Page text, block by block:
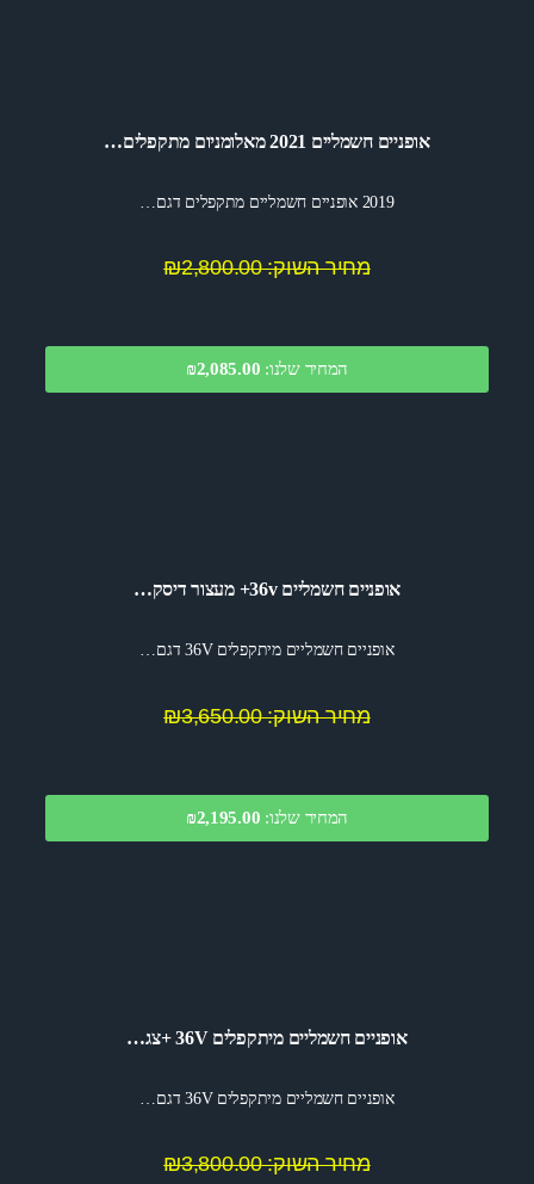
אופניים חשמליים 2021 מאלומניום מתקפלים…
2019 אופניים חשמליים מתקפלים דגם…
מחיר השוק: ₪2,800.00
המחיר שלנו: ₪2,085.00
אופניים חשמליים 36v+ מעצור דיסק…
אופניים חשמליים מיתקפלים 36V דגם…
מחיר השוק: ₪3,650.00
המחיר שלנו: ₪2,195.00
אופניים חשמליים מיתקפלים 36V +צג…
אופניים חשמליים מיתקפלים 36V דגם…
מחיר השוק: ₪3,800.00